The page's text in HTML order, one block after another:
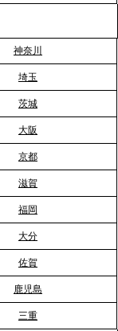
」の法人利
く福利厚生
１日限定の
する《出張
ョコ」で悩
ングで“福利
神奈川
埼玉
茨城
大阪
京都
滋賀
福岡
大分
佐賀
鹿児島
三重